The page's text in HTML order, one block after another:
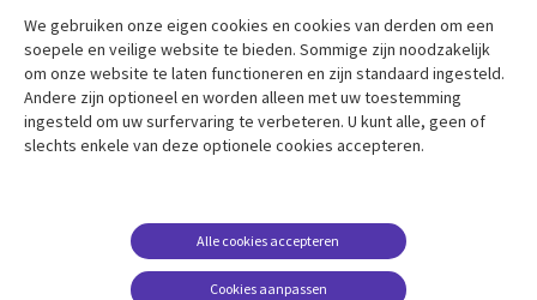
Bekijk meer
Library
NETHERLANDS
Artikelen
Evenementen
Support
Legal
Disclaimer
Cookie management
Media
NETHERLANDS
We gebruiken onze eigen cookies en cookies van derden om een ​​
soepele en veilige website te bieden. Sommige zijn noodzakelijk
om onze website te laten functioneren en zijn standaard ingesteld.
Andere zijn optioneel en worden alleen met uw toestemming
ingesteld om uw surfervaring te verbeteren. U kunt alle, geen of
slechts enkele van deze optionele cookies accepteren.
Cookies aanpassen
Alle cookies accepteren